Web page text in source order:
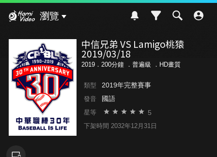
瀏覽
中信兄弟 VS Lamigo桃猿
2019/03/18
2019．200分鐘 ． 普遍級 ．HD畫質
類型 2019年完整賽事
發音 國語
星等 5
下架時間 2032年12月31日